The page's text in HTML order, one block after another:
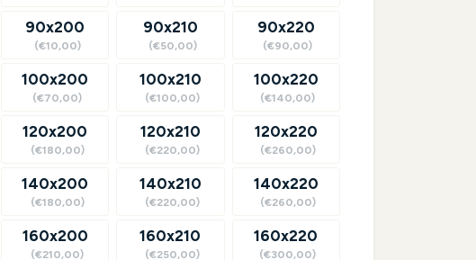
90x200
(€10,00)
100x200
(€70,00)
120x200
(€180,00)
140x200
(€180,00)
160x200
(€210,00)
90x210
(€50,00)
100x210
(€100,00)
120x210
(€220,00)
140x210
(€220,00)
160x210
(€250,00)
90x220
(€90,00)
100x220
(€140,00)
120x220
(€260,00)
140x220
(€260,00)
160x220
(€300,00)